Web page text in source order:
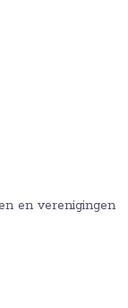
en verenigingen